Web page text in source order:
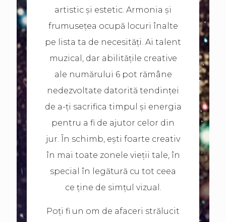
artistic și estetic. Armonia și
frumusețea ocupă locuri înalte
pe lista ta de necesități. Ai talent
muzical, dar abilitățile creative
ale numărului 6 pot rămâne
nedezvoltate datorită tendinței
de a-ți sacrifica timpul și energia
pentru a fi de ajutor celor din
jur. În schimb, ești foarte creativ
în mai toate zonele vieții tale, în
special în legătură cu tot ceea
ce ține de simțul vizual.
Poți fi un om de afaceri strălucit